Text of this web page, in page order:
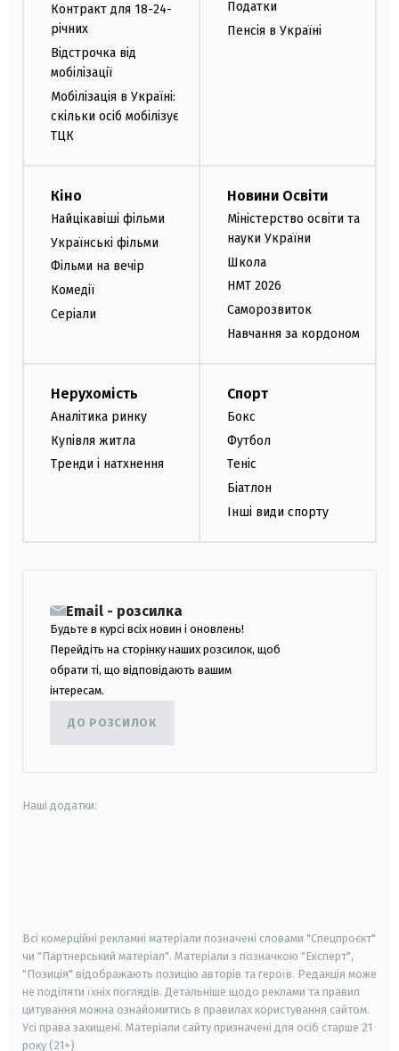
Контракт для 18-24-
річних
Відстрочка від
мобілізації
Мобілізація в Україні:
скільки осіб мобілізує
ТЦК
Податки
Пенсія в Україні
Кіно
Найцікавіші фільми
Українські фільми
Фільми на вечір
Комедії
Серіали
Новини Освіти
Міністерство освіти та
науки України
Школа
НМТ 2026
Саморозвиток
Навчання за кордоном
Нерухомість
Аналітика ринку
Купівля житла
Тренди і натхнення
Спорт
Бокс
Футбол
Теніс
Біатлон
Інші види спорту
Email - розсилка
Будьте в курсі всіх новин і оновлень!
Перейдіть на сторінку наших розсилок, щоб
обрати ті, що відповідають вашим
інтересам.
ДО РОЗСИЛОК
Наші додатки:
Всі комерційні рекламні матеріали позначені словами "Спецпроєкт"
чи "Партнерський матеріал". Матеріали з позначкою "Експерт",
"Позиція" відображають позицію авторів та героїв. Редакція може
не поділяти їхніх поглядів. Детальніше щодо реклами та правил
цитування можна ознайомитись в правилах користування сайтом.
Усі права захищені. Матеріали сайту призначені для осіб старше 21
року (21+)